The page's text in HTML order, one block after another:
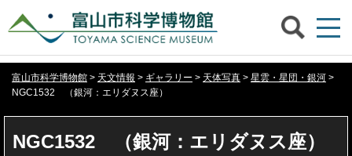
富山市科学博物館 > 天文情報 > ギャラリー > 天体写真 > 星雲・星団・銀河 >
NGC1532 （銀河：エリダヌス座）
NGC1532 （銀河：エリダヌス座）